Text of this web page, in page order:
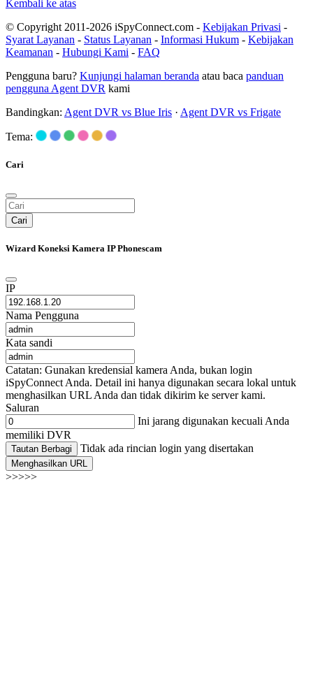
Kembali ke atas
© Copyright 2011-2026 iSpyConnect.com - Kebijakan Privasi -
Syarat Layanan - Status Layanan - Informasi Hukum - Kebijakan
Keamanan - Hubungi Kami - FAQ
Pengguna baru? Kunjungi halaman beranda atau baca panduan
pengguna Agent DVR kami
Bandingkan: Agent DVR vs Blue Iris · Agent DVR vs Frigate
Tema:
Cari
Cari
Wizard Koneksi Kamera IP Phonescam
IP
Nama Pengguna
Kata sandi
Catatan: Gunakan kredensial kamera Anda, bukan login
iSpyConnect Anda. Detail ini hanya digunakan secara lokal untuk
menghasilkan URL Anda dan tidak dikirim ke server kami.
Saluran
Ini jarang digunakan kecuali Anda
memiliki DVR
Tautan Berbagi Tidak ada rincian login yang disertakan
Menghasilkan URL
>>>>>